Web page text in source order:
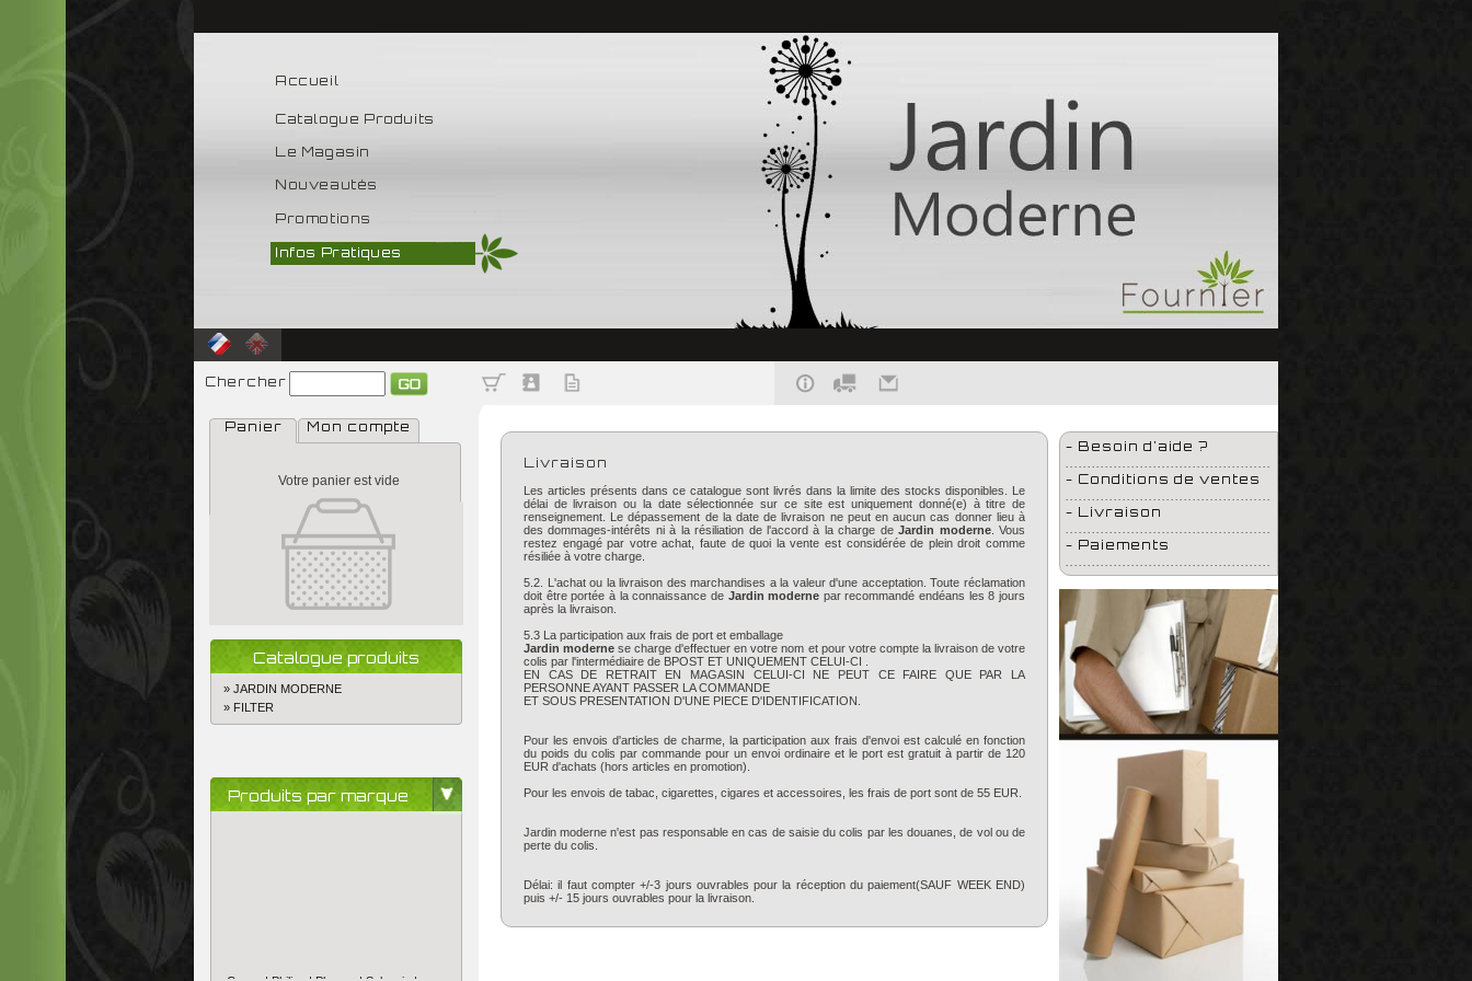
Accueil
Catalogue Produits
Le Magasin
Nouveautés
Promotions
Infos Pratiques
Chercher
Panier Mon compte
Votre panier est vide
Catalogue produits
» JARDIN MODERNE
» FILTER
Produits par marque
Livraison
Les articles présents dans ce catalogue sont livrés dans la limite des stocks disponibles. Le
délai de livraison ou la date sélectionnée sur ce site est uniquement donné(e) à titre de
renseignement. Le dépassement de la date de livraison ne peut en aucun cas donner lieu à
des dommages-intérêts ni à la résiliation de l'accord à la charge deJardin moderne. Vous
restez engagé par votre achat, faute de quoi la vente est considérée de plein droit comme
résiliée à votre charge.
5.2. L'achat ou la livraison des marchandises a la valeur d'une acceptation. Toute réclamation
doit être portée à la connaissance de Jardin moderne par recommandé endéans les 8 jours
après la livraison.
5.3 La participation aux frais de port et emballage
Jardin moderne se charge d'effectuer en votre nom et pour votre compte la livraison de votre
colis par l'intermédiaire de BPOST ET UNIQUEMENT CELUI-CI .
EN CAS DE RETRAIT EN MAGASIN CELUI-CI NE PEUT CE FAIRE QUE PAR LA
PERSONNE AYANT PASSER LA COMMANDE
ET SOUS PRESENTATION D'UNE PIECE D'IDENTIFICATION.
Pour les envois d'articles de charme, la participation aux frais d'envoi est calculé en fonction
du poids du colis par commande pour un envoi ordinaire et le port est gratuit à partir de 120
EUR d'achats (hors articles en promotion).
Pour les envois de tabac, cigarettes, cigares et accessoires, les frais de port sont de 55 EUR.
Jardin moderne n'est pas responsable en cas de saisie du colis par les douanes, de vol ou de
perte du colis.
Délai: il faut compter +/-3 jours ouvrables pour la réception du paiement(SAUF WEEK END)
puis +/- 15 jours ouvrables pour la livraison.
- Besoin d'aide ?
...............................................
- Conditions de ventes
...............................................
- Livraison
...............................................
- Paiements
...............................................